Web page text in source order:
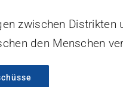
zwischen
den Menschen